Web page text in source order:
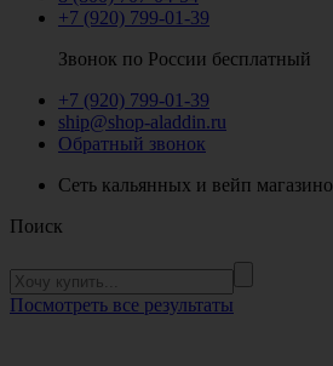
+7 (920) 799-01-39
Звонок по России бесплатный
+7 (920) 799-01-39
ship@shop-aladdin.ru
Обратный звонок
Сеть кальянных и вейп
Поиск
Посмотреть все результаты